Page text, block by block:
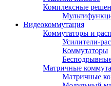
Комплексные
Видеокоммутация
Коммутаторы и
Усилители-
Коммутаторы
Матричные
Матричные